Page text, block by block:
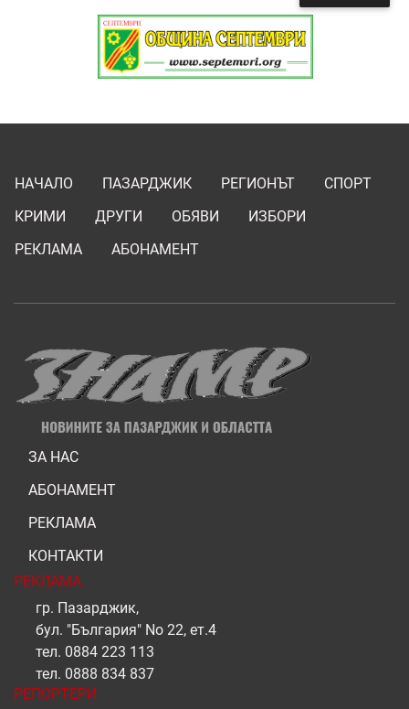
НАЧАЛО ПАЗАРДЖИК РЕГИОНЪТ
СПОРТ
КРИМИ
ДРУГИ ОБЯВИ
ИЗБОРИ
РЕКЛАМА
АБОНАМЕНТ
ЗА НАС
АБОНАМЕНТ
РЕКЛАМА
КОНТАКТИ
РЕКЛАМА
гр. Пазарджик,
бул. "България" No 22, ет.4
тел. 0884 223 113
тел. 0888 834 837
РЕПОРТЕРИ